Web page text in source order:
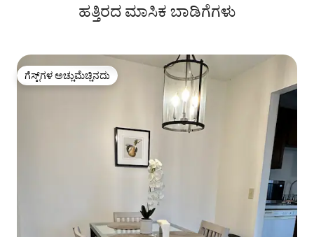
ಹತ್ತಿರದ ಮಾಸಿಕ ಬಾಡಿಗೆಗಳು
ಗೆಸ್ಟ್‌ಗಳ ಅಚ್ಚುಮೆಚ್ಚಿನದು
ಗೆಸ್ಟ್‌ಗಳ ಅಚ್ಚುಮೆಚ್ಚಿನದು